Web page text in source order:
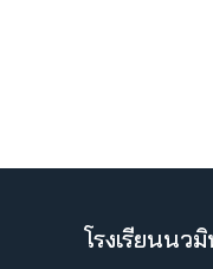
โรงเรียนนว